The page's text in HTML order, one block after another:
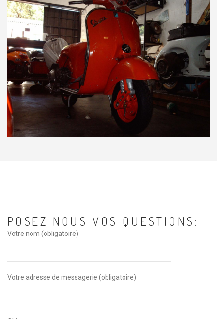
POSEZ NOUS VOS QUESTIONS:
Votre nom (obligatoire)
Votre adresse de messagerie (obligatoire)